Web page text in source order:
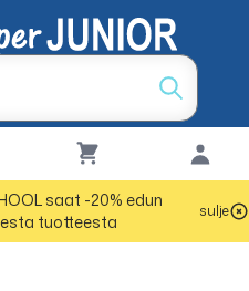
saat -20% edun
tuotteesta
sulje